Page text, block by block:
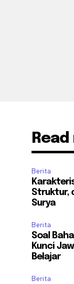
Berita
Struktur,
Surya
Berita
Soal
Kunci
Belajar
Berita